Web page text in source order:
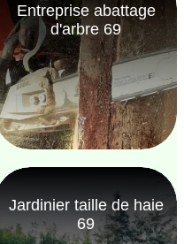
Entreprise abattage
d'arbre 69
Jardinier taille de haie
69